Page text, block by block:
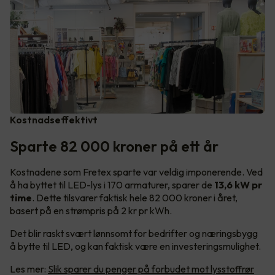
Kostnadseffektivt
Sparte 82 000 kroner på ett år
Kostnadene som Fretex sparte var veldig imponerende. Ved
å ha byttet til LED-lys i 170 armaturer, sparer de 13,6 kW pr
time. Dette tilsvarer faktisk hele 82 000 kroner i året,
basert på en strømpris på 2 kr pr kWh.
Det blir raskt svært lønnsomt for bedrifter og næringsbygg
å bytte til LED, og kan faktisk være en investeringsmulighet.
Les mer: Slik sparer du penger på forbudet mot lysstoffrør